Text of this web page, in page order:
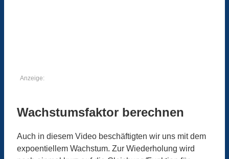
Anzeige:
Wachstumsfaktor berechnen
Auch in diesem Video beschäftigten wir uns mit dem
expoentiellem Wachstum. Zur Wiederholung wird